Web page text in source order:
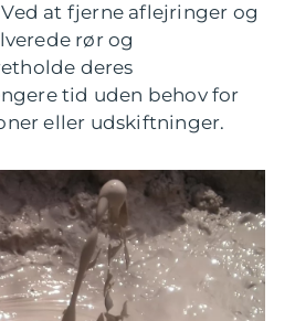
at fjerne aflejringer og
rør og
deres
tid uden behov for
eller udskiftninger.